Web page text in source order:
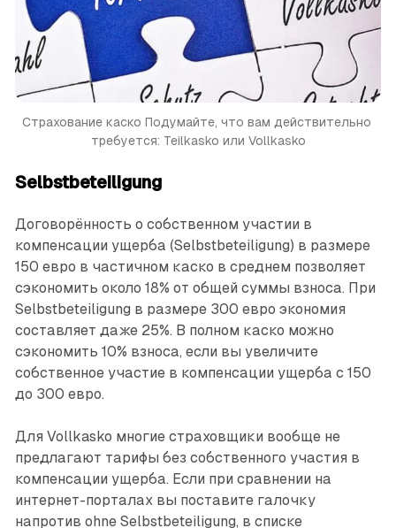
Страхование каско Подумайте, что вам действительно
требуется: Teilkasko или Vollkasko
Selbstbeteiligung
Договорённость о собственном учас­тии в
компенсации ущерба (Selbstbeteiligung) в размере
150 евро в частичном каско в среднем позволяет
сэкономить около 18% от общей суммы взноса. При
Selbstbeteiligung в размере 300 евро экономия
составляет даже 25%. В полном каско можно
сэкономить 10% взноса, если вы увеличите
собственное ­участие в компенсации ущерба с 150
до 300 евро.
Для Vollkasko многие страховщики вообще не
предлагают тарифы без собственного участия в
компенсации ущерба. Если при сравнении на
интернет-порталах вы поставите галочку
напротив ohne Selbstbeteiligung, в списке